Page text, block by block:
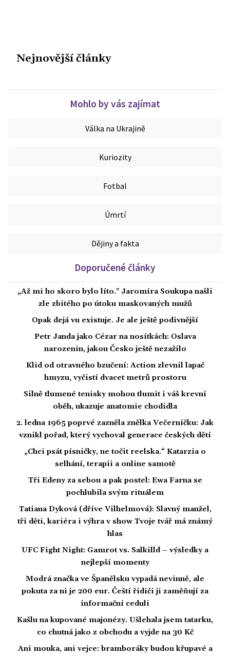
Nejnovější články
Mohlo by vás zajímat
Válka na Ukrajině
Kuriozity
Fotbal
Úmrtí
Dějiny a fakta
Doporučené články
„Až mi ho skoro bylo líto." Jaromíra Soukupa našli
zle zbitého po útoku maskovaných mužů
Opak dejá vu existuje. Je ale ještě podivnější
Petr Janda jako Cézar na nosítkách: Oslava
narozenin, jakou Česko ještě nezažilo
Klid od otravného bzučení: Action zlevnil lapač
hmyzu, vyčistí dvacet metrů prostoru
Silně tlumené tenisky mohou tlumit i váš krevní
oběh, ukazuje anatomie chodidla
2. ledna 1965 poprvé zazněla znělka Večerníčku: Jak
vznikl pořad, který vychoval generace českých dětí
„Chci psát písničky, ne točit reelska.“ Katarzia o
selhání, terapii a online samotě
Tři Edeny za sebou a pak postel: Ewa Farna se
pochlubila svým rituálem
Tatiana Dyková (dříve Vilhelmová): Slavný manžel,
tři děti, kariéra i výhra v show Tvoje tvář má známý
hlas
UFC Fight Night: Gamrot vs. Salkilld – výsledky a
nejlepší momenty
Modrá značka ve Španělsku vypadá nevinně, ale
pokuta za ni je 200 eur. Čeští řidiči ji zaměňují za
informační ceduli
Kašlu na kupované majonézy. Ušlehala jsem tatarku,
co chutná jako z obchodu a vyjde na 30 Kč
Ani mouka, ani vejce: bramboráky budou křupavé a